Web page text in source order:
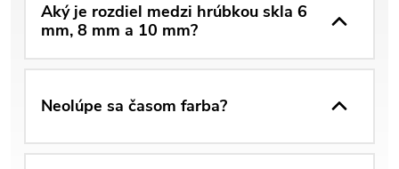
Aký je rozdiel medzi hrúbkou skla 6
mm, 8 mm a 10 mm?
Neolúpe sa časom farba?